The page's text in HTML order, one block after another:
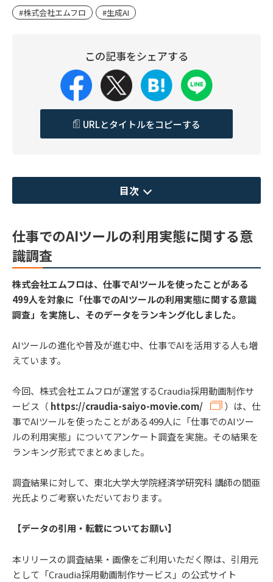
#株式会社エムフロ
#生成AI
この記事をシェアする
URLとタイトルをコピーする
目次
仕事でのAIツールの利用実態に関する意
識調査
株式会社エムフロは、仕事でAIツールを使ったことがある
499人を対象に「仕事でのAIツールの利用実態に関する意識
調査」を実施し、そのデータをランキング化しました。
AIツールの進化や普及が進む中、仕事でAIを活用する人も増
えています。
今回、株式会社エムフロが運営するCraudia採用動画制作サ
ービス（ https://craudia-saiyo-movie.com/
）は、仕
事でAIツールを使ったことがある499人に「仕事でのAIツー
ルの利用実態」についてアンケート調査を実施。その結果を
ランキング形式でまとめました。
調査結果に対して、東北大学大学院経済学研究科 講師の閻亜
光氏よりご考察いただいております。
【データの引用・転載についてお願い】
本リリースの調査結果・画像をご利用いただく際は、引用元
として「Craudia採用動画制作サービス」の公式サイト